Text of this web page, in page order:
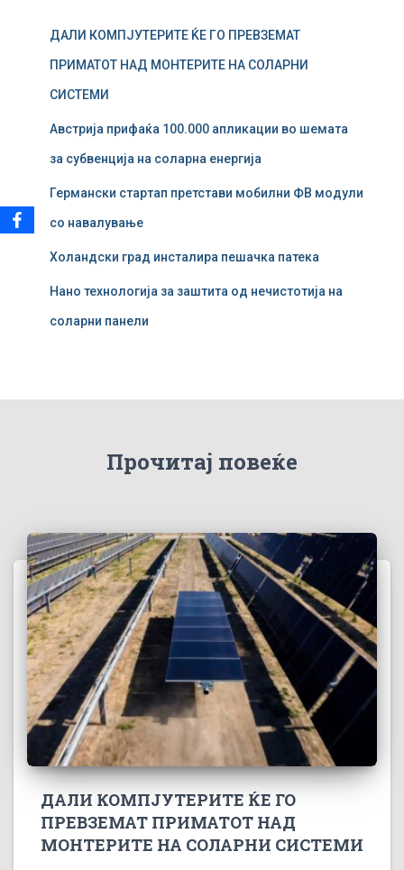
ДАЛИ КОМПЈУТЕРИТЕ ЌЕ ГО ПРЕВЗЕМАТ
ПРИМАТОТ НАД МОНТЕРИТЕ НА СОЛАРНИ
СИСТЕМИ
Австрија прифаќа 100.000 апликации во шемата
за субвенција на соларна енергија
Германски стартап претстави мобилни ФВ модули
со навалување
Холандски град инсталира пешачка патека
Нано технологија за заштита од нечистотија на
соларни панели
Прочитај повеќе
ДАЛИ КОМПЈУТЕРИТЕ ЌЕ ГО
ПРЕВЗЕМАТ ПРИМАТОТ НАД
МОНТЕРИТЕ НА СОЛАРНИ СИСТЕМИ